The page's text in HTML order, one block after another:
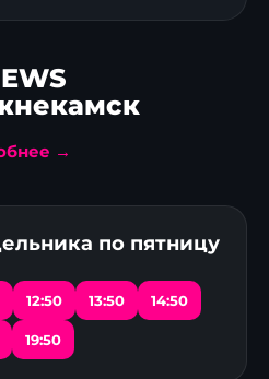
→
по пятницу
12:50 13:50 14:50
19:50